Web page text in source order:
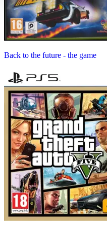
Back to the future - the game